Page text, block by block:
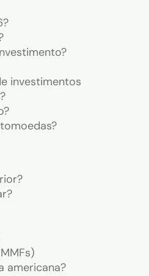
investimentos
americana?